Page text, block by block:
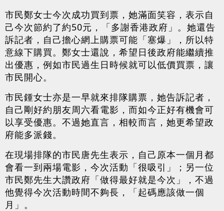
市民鄭女士今次成功買到票，她滿面笑容，表示自
己今次節約了約50元，「多謝香港政府」。她還告
訴記者，自己擔心網上購票可能「塞爆」，所以特
意線下購買。鄭女士還說，希望日後政府能繼續推
出優惠，例如市民過生日時候就可以低價買票，讓
市民開心。
市民鍾女士亦是一早就來排隊購票，她告訴記者，
自己剛好約朋友周六看電影，而如今正好有機會可
以享受優惠。不過她直言，相較而言，她更希望政
府能多派錢。
在現場排隊的市民唐先生表示，自己原本一個月都
會看一到兩場電影，今次活動「很吸引」；另一位
市民鄭先生大讚政府「做得最好就是今次」，不過
他覺得今次活動時間不夠長，「起碼應該做一個
月」。